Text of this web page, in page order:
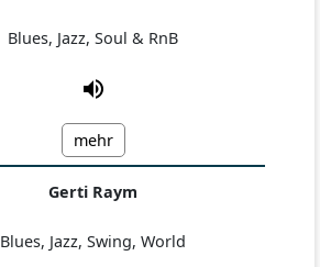
Blues, Jazz, Soul & RnB
mehr
Gerti Raym
Blues, Jazz, Swing, World